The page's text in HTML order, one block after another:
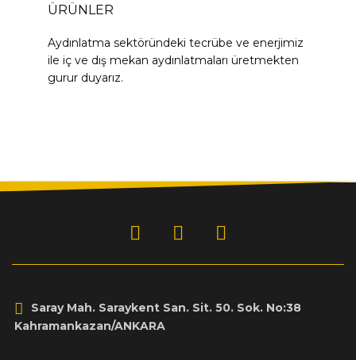
ÜRÜNLER
Aydınlatma sektöründeki tecrübe ve enerjimiz
ile iç ve dış mekan aydınlatmaları üretmekten
gurur duyarız.
Saray Mah. Saraykent San. Sit. 50. Sok. No:38
Kahramankazan/ANKARA